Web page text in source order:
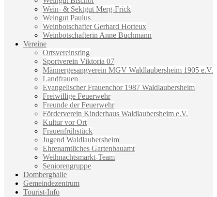
Wein- & Sektgut Merg-Frick
Weingut Paulus
Weinbotschafter Gerhard Horteux
Weinbotschafterin Anne Buchmann
Vereine
Ortsvereinsring
Sportverein Viktoria 07
Männergesangverein MGV Waldlaubersheim 1905 e.V.
Landfrauen
Evangelischer Frauenchor 1987 Waldlaubersheim
Freiwillige Feuerwehr
Freunde der Feuerwehr
Förderverein Kinderhaus Waldlaubersheim e.V.
Kultur vor Ort
Frauenfrühstück
Jugend Waldlaubersheim
Ehrenamtliches Gartenbauamt
Weihnachtsmarkt-Team
Seniorengruppe
Domberghalle
Gemeindezentrum
Tourist-Info